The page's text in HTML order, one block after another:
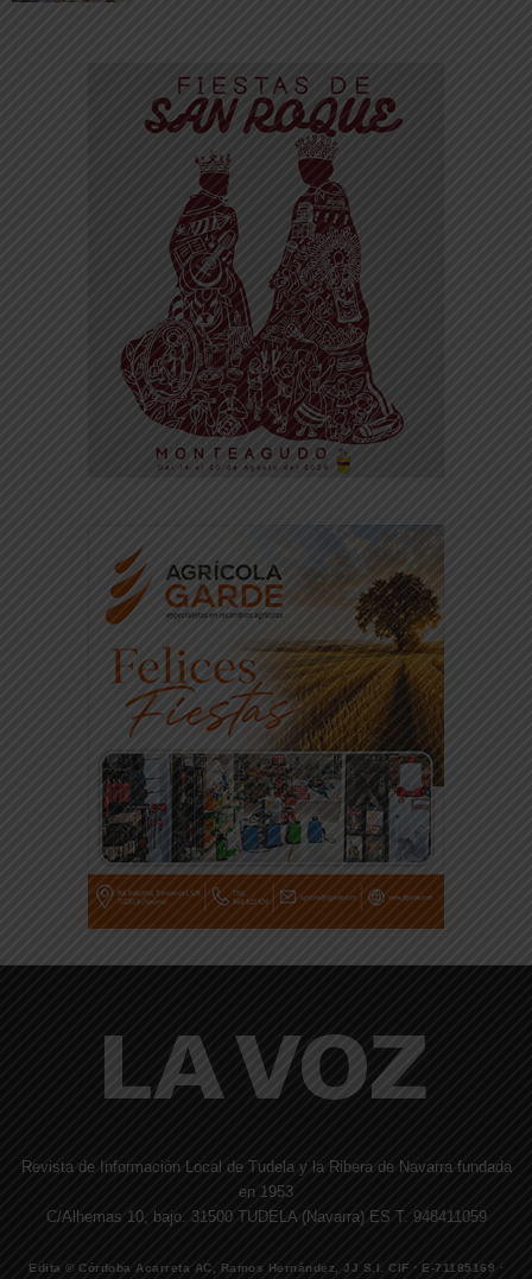
Revista de Información Local de Tudela y la Ribera de Navarra fundada
en 1953
C/Alhemas 10, bajo. 31500 TUDELA (Navarra) ES T. 948411059
Edita © Córdoba Acarreta AC, Ramos Hernández, JJ S.I. CIF · E-71185169 ·